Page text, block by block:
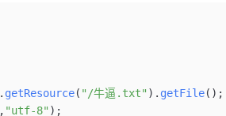
. getResource( "/牛逼.txt" ). getFile();
"utf-8" );